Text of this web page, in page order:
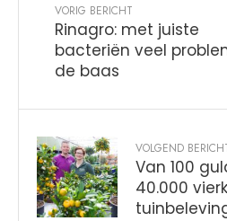
VORIG BERICHT
Rinagro: met juiste
bacteriën veel
de baas
VOLGEND
Van 100
40.000